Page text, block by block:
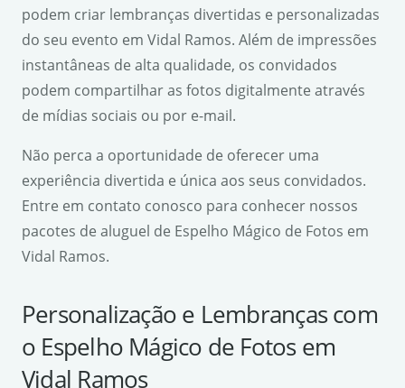
podem criar lembranças divertidas e personalizadas
do seu evento em Vidal Ramos. Além de impressões
instantâneas de alta qualidade, os convidados
podem compartilhar as fotos digitalmente através
de mídias sociais ou por e-mail.
Não perca a oportunidade de oferecer uma
experiência divertida e única aos seus convidados.
Entre em contato conosco para conhecer nossos
pacotes de aluguel de Espelho Mágico de Fotos em
Vidal Ramos.
Personalização e Lembranças com
o Espelho Mágico de Fotos em
Vidal Ramos